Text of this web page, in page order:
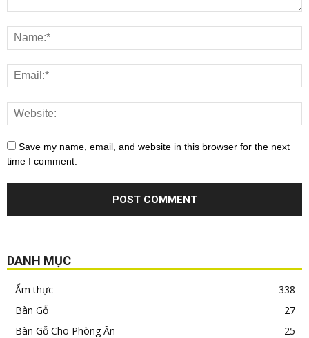
Save my name, email, and website in this browser for the next
time I comment.
DANH MỤC
Ẩm thực
338
Bàn Gỗ
27
Bàn Gỗ Cho Phòng Ăn
25